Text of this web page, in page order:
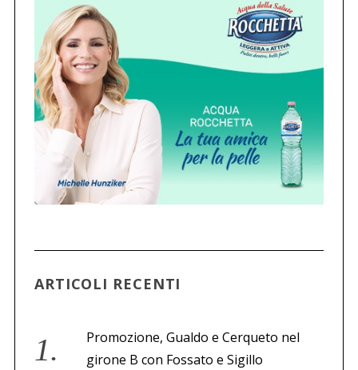
ARTICOLI RECENTI
Promozione, Gualdo e Cerqueto nel
girone B con Fossato e Sigillo